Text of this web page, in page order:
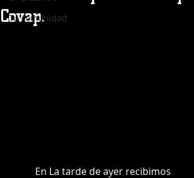
Tu comunidad
Covap.